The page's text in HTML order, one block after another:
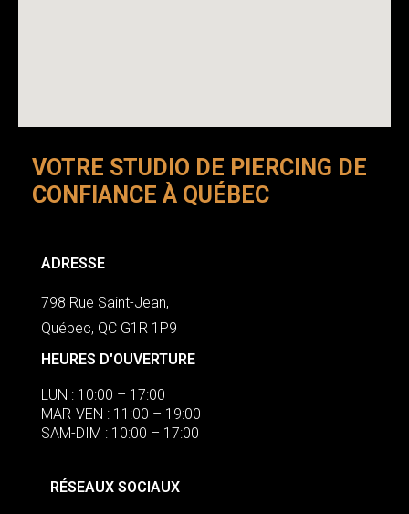
VOTRE STUDIO DE PIERCING DE
CONFIANCE À QUÉBEC
ADRESSE
798 Rue Saint-Jean,
Québec, QC G1R 1P9
HEURES D'OUVERTURE
LUN : 10:00 – 17:00
MAR-VEN : 11:00 – 19:00
SAM-DIM : 10:00 – 17:00
RÉSEAUX SOCIAUX